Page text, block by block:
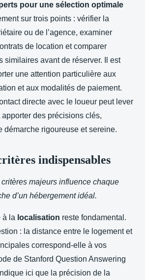
pour une sélection optimale
sur trois points : vérifier la
ou de l’agence, examiner
de location et comparer
similaires avant de réserver. Il est
une attention particulière aux
et aux modalités de paiement.
directe avec le loueur peut lever
apporter des précisions clés,
démarche rigoureuse et sereine.
indispensables
critères majeurs influence chaque
d’un hébergement idéal.
à la localisation reste fondamental.
: la distance entre le logement et
correspond-elle à vos
de Stanford Question Answering
ici que la précision de la